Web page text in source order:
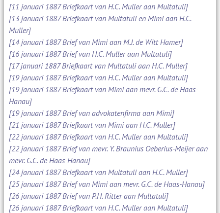
[11 januari 1887 Briefkaart van H.C. Muller aan Multatuli]
[13 januari 1887 Briefkaart van Multatuli en Mimi aan H.C.
Muller]
[14 januari 1887 Brief van Mimi aan M.J. de Witt Hamer]
[16 januari 1887 Brief van H.C. Muller aan Multatuli]
[17 januari 1887 Briefkaart van Multatuli aan H.C. Muller]
[19 januari 1887 Briefkaart van H.C. Muller aan Multatuli]
[19 januari 1887 Briefkaart van Mimi aan mevr. G.C. de Haas-
Hanau]
[19 januari 1887 Brief van advokatenfirma aan Mimi]
[21 januari 1887 Briefkaart van Mimi aan H.C. Muller]
[22 januari 1887 Briefkaart van H.C. Muller aan Multatuli]
[22 januari 1887 Brief van mevr. Y. Braunius Oeberius-Meijer aan
mevr. G.C. de Haas-Hanau]
[24 januari 1887 Briefkaart van Multatuli aan H.C. Muller]
[25 januari 1887 Brief van Mimi aan mevr. G.C. de Haas-Hanau]
[26 januari 1887 Brief van P.H. Ritter aan Multatuli]
[26 januari 1887 Briefkaart van H.C. Muller aan Multatuli]